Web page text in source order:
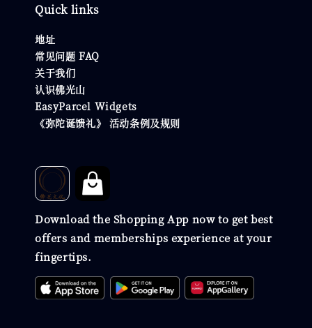
Quick links
地址
常见问题 FAQ
关于我们
认识佛光山
EasyParcel Widgets
《弥陀诞馈礼》 活动条例及规则
Download the Shopping App now to get best
offers and memberships experience at your
fingertips.